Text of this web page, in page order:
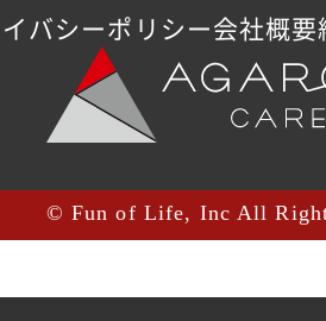
バシーポリシー会社概要
© Fun of Life, Inc All Right